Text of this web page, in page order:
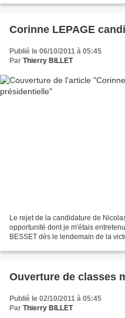
Corinne LEPAGE
Publié le 06/10/2011 à 05:45
Par Thierry BILLET
Le rejet de la candidature de
opportunité dont je m'étais
BESSET dès le lendemain de la
Ouverture de classes
Publié le 02/10/2011 à 05:45
Par Thierry BILLET